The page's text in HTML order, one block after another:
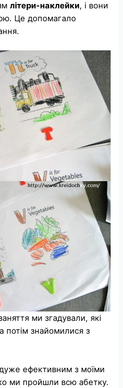
літери-наклейки, і вони
Це допомагало
ми згадували, які
потім знайомилися з
ефективним з моїми
ми пройшли всю абетку.